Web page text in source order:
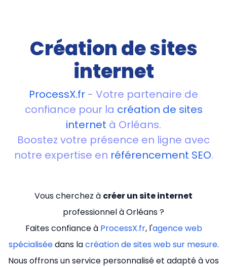
Création de sites
internet
ProcessX.fr - Votre partenaire de
confiance pour la création de sites
internet à Orléans.
Boostez votre présence en ligne avec
notre expertise en référencement SEO.
Vous cherchez à créer un site internet
professionnel à Orléans ?
Faites confiance à ProcessX.fr, l'agence web
spécialiséedans lacréation de sites web sur mesure.
Nous offrons un service personnalisé et adapté à vos